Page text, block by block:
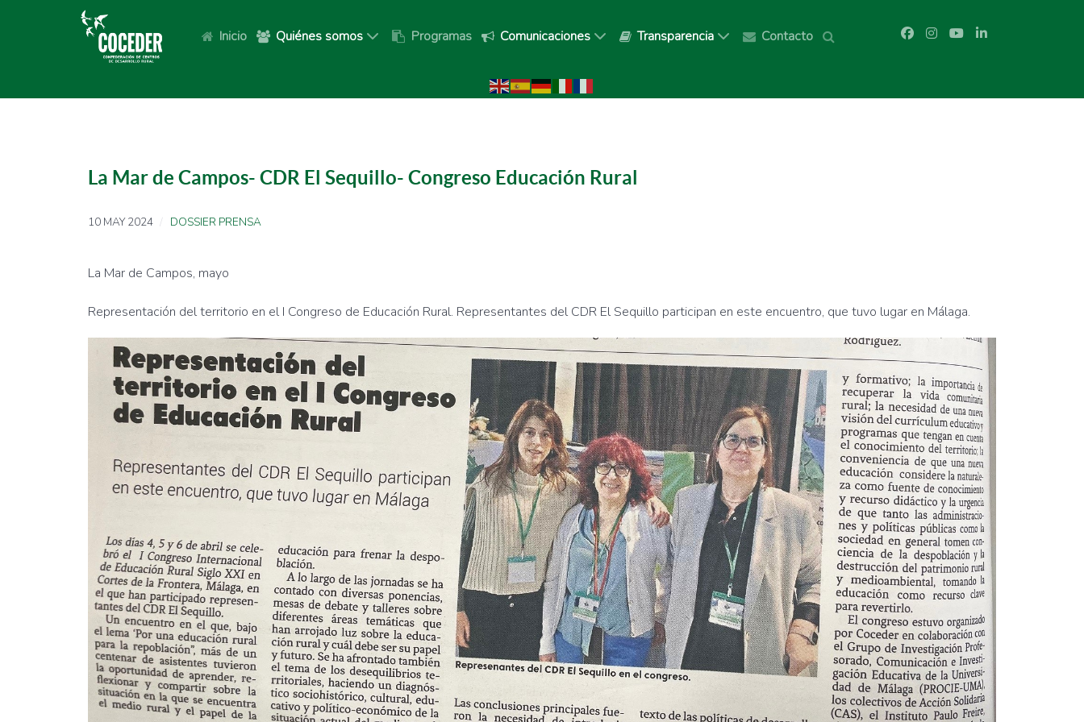
Inicio Quiénes somos Programas Comunicaciones Transparencia Contacto
La Mar de Campos- CDR El Sequillo- Congreso Educación Rural
10 MAY 2024 DOSSIER PRENSA
La Mar de Campos, mayo
Representación del territorio en el I Congreso de Educación Rural. Representantes del CDR El Sequillo participan en este encuentro, que tuvo lugar en Málaga.